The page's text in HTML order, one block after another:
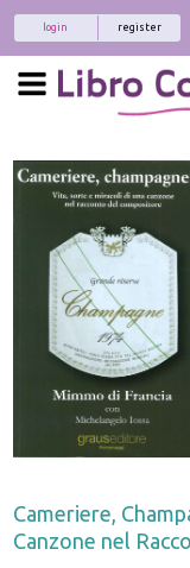
register
login
Cameriere,
Canzone nel